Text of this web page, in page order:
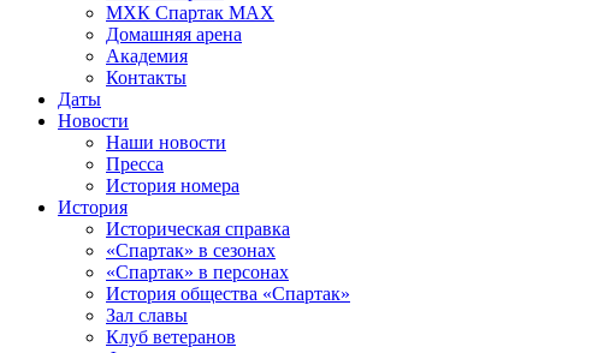
МХК Спартак МАХ
Домашняя арена
Академия
Контакты
Даты
Новости
Наши новости
Пресса
История номера
История
Историческая справка
«Спартак» в сезонах
«Спартак» в персонах
История общества «Спартак»
Зал славы
Клуб ветеранов